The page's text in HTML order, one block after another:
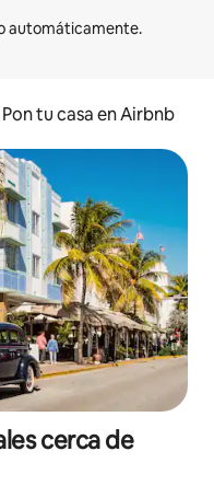
Pon tu casa en Airbnb
cerca de